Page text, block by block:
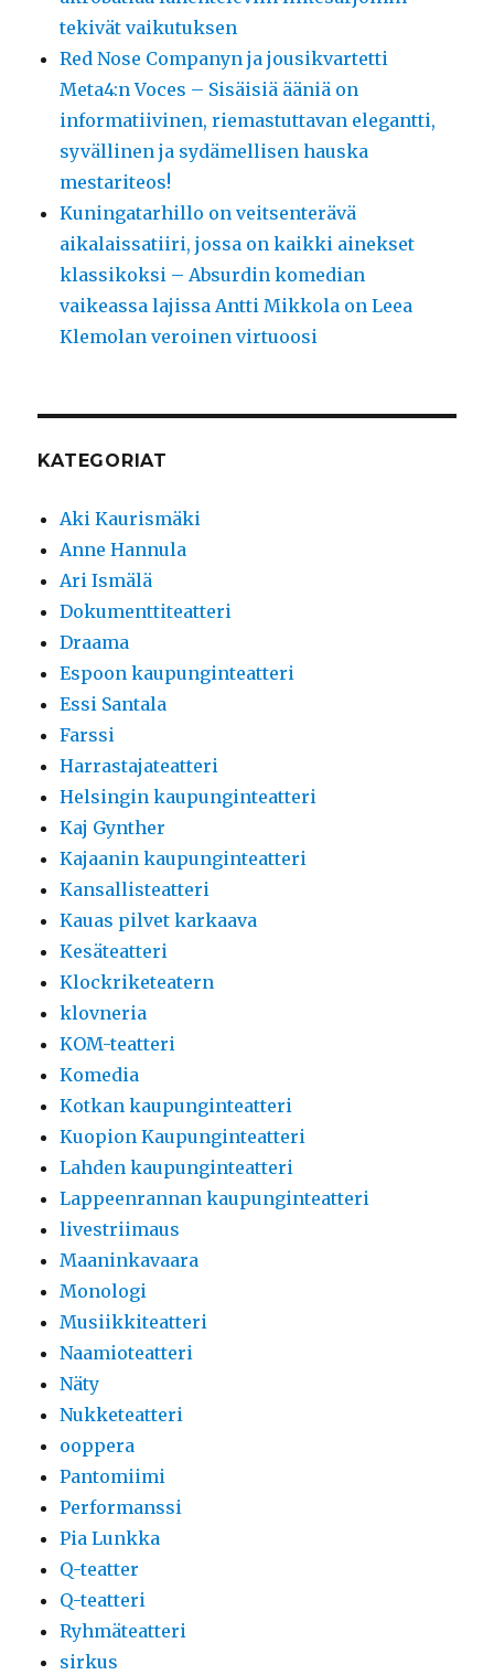
tekivät vaikutuksen
Red Nose Companyn ja jousikvartetti
Meta4:n Voces – Sisäisiä ääniä on
informatiivinen, riemastuttavan elegantti,
syvällinen ja sydämellisen hauska
mestariteos!
Kuningatarhillo on veitsenterävä
aikalaissatiiri, jossa on kaikki ainekset
klassikoksi – Absurdin komedian
vaikeassa lajissa Antti Mikkola on Leea
Klemolan veroinen virtuoosi
KATEGORIAT
Aki Kaurismäki
Anne Hannula
Ari Ismälä
Dokumenttiteatteri
Draama
Espoon kaupunginteatteri
Essi Santala
Farssi
Harrastajateatteri
Helsingin kaupunginteatteri
Kaj Gynther
Kajaanin kaupunginteatteri
Kansallisteatteri
Kauas pilvet karkaava
Kesäteatteri
Klockriketeatern
klovneria
KOM-teatteri
Komedia
Kotkan kaupunginteatteri
Kuopion Kaupunginteatteri
Lahden kaupunginteatteri
Lappeenrannan kaupunginteatteri
livestriimaus
Maaninkavaara
Monologi
Musiikkiteatteri
Naamioteatteri
Näty
Nukketeatteri
ooppera
Pantomiimi
Performanssi
Pia Lunkka
Q-teatter
Q-teatteri
Ryhmäteatteri
sirkus